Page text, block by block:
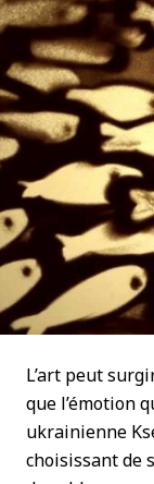
L’art peut
que l’émotion
ukrainienne
choisissant de